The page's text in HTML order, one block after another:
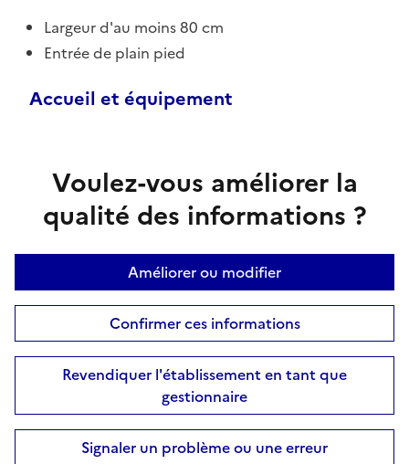
Largeur d'au moins 80 cm
Entrée de plain pied
Accueil et équipement
Voulez-vous améliorer la
qualité des informations ?
Améliorer ou modifier
Confirmer ces informations
Revendiquer l'établissement en tant que
gestionnaire
Signaler un problème ou une erreur